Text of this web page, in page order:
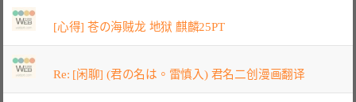
[心得] 苍の海贼龙 地狱 麒麟25PT
Re: [闲聊] (君の名は。雷慎入) 君名二创漫画翻译